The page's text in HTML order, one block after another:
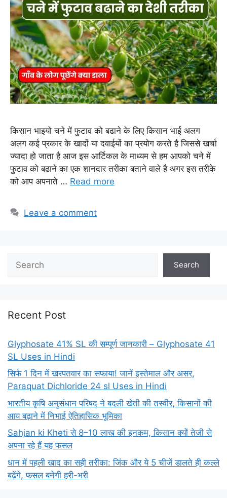
किसान भाइयो चने में फुटाव को बढाने के लिए किसान भाई अलग
अलग कई प्रकार के खादों या दवाईयों का प्रयोग करते है जिससे खर्चा
ज्यादा हो जाता है आज इस आर्टिकल के माध्यम से हम आपको चने में
फुटाव को बढाने का एक शानदार तरीका बताने वाले है अगर इस तरीके
को आप अपनाते … Read more
Leave a comment
Search
Recent Post
Glyphosate 41% SL की सम्पूर्ण जानकारी – Glyphosate 41
SL Uses in Hindi
सिर्फ 1 दिन में खरपतवार का सफाया! जानें इस्तेमाल और असर,
Paraquat Dichloride 24 sl Uses in Hindi
भारतीय कृषि अनुसंधान परिषद ने बदली खेती की तस्वीर, किसानों की
आय बढ़ाने में निभाई ऐतिहासिक भूमिका
Sahjan ki Kheti से 8–10 लाख की इनकम, किसान क्यों तेजी से
अपना रहे हैं यह फसल
धान में पहली खाद का सही तरीका: जिंक और ये 5 चीजें डालते ही कल्ले
बढ़ेंगे, फसल बनेगी हरी-भरी